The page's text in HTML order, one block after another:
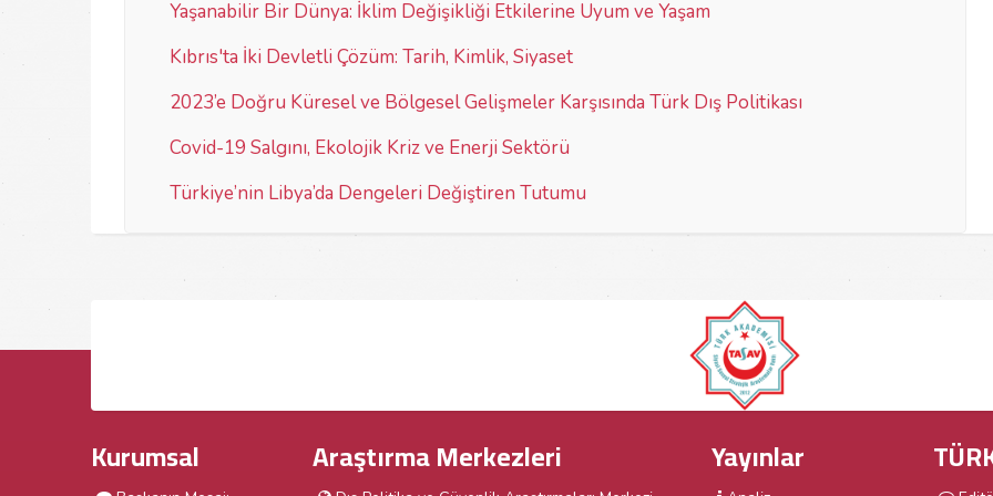
Yaşanabilir Bir Dünya: İklim Değişikliği Etkilerine Uyum ve Yaşam
Kıbrıs'ta İki Devletli Çözüm: Tarih, Kimlik, Siyaset
2023’e Doğru Küresel ve Bölgesel Gelişmeler Karşısında Türk Dış Politikası
Covid-19 Salgını, Ekolojik Kriz ve Enerji Sektörü
Türkiye’nin Libya’da Dengeleri Değiştiren Tutumu
Kurumsal Araştırma Merkezleri Yayınlar